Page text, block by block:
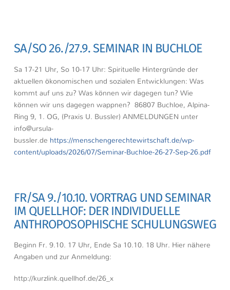
SA/SO 26./27.9. SEMINAR IN BUCHLOE
Sa 17-21 Uhr, So 10-17 Uhr: Spirituelle Hintergründe der
aktuellen ökonomischen und sozialen Entwicklungen: Was
kommt auf uns zu? Was können wir dagegen tun? Wie
können wir uns dagegen wappnen? 86807 Buchloe, Alpina-
Ring 9, 1. OG, (Praxis U. Bussler) ANMELDUNGEN unter
info@ursula-
bussler.de https://menschengerechtewirtschaft.de/wp-
content/uploads/2026/07/Seminar-Buchloe-26-27-Sep-26.pdf
FR/SA 9./10.10. VORTRAG UND SEMINAR
IM QUELLHOF: DER INDIVIDUELLE
ANTHROPOSOPHISCHE SCHULUNGSWEG
Beginn Fr. 9.10. 17 Uhr, Ende Sa 10.10. 18 Uhr. Hier nähere
Angaben und zur Anmeldung:
http://kurzlink.quellhof.de/26_x